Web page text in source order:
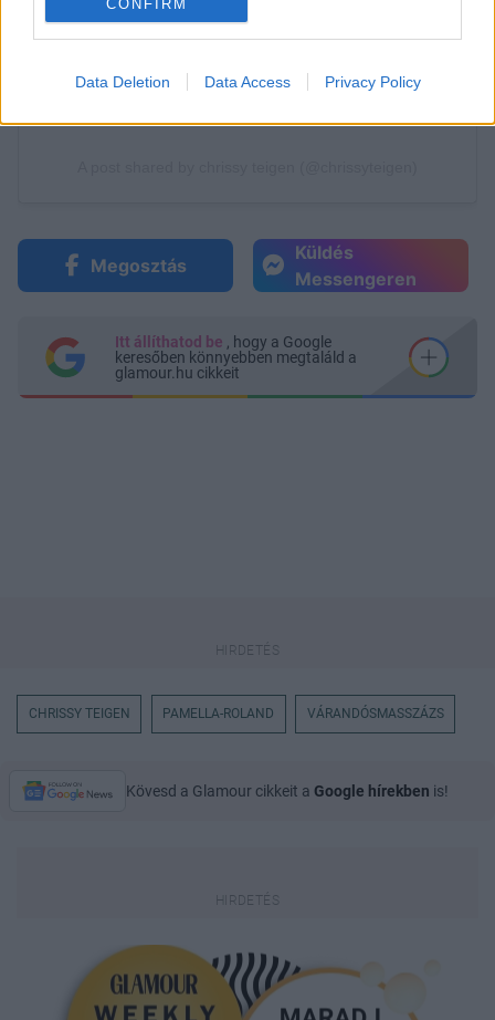
CONFIRM
Data Deletion Data Access Privacy Policy
Megosztás
Küldés
Messengeren
Itt állíthatod be , hogy a Google
keresőben könnyebben megtaláld a
glamour.hu cikkeit
CHRISSY TEIGEN PAMELLA-ROLAND VÁRANDÓSMASSZÁZS
Kövesd a Glamour cikkeit a Google hírekben is!